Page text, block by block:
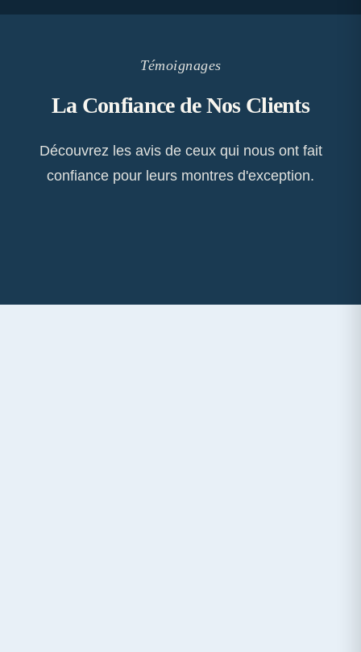
Témoignages
La Confiance de Nos Clients
Découvrez les avis de ceux qui nous ont fait
confiance pour leurs montres d'exception.